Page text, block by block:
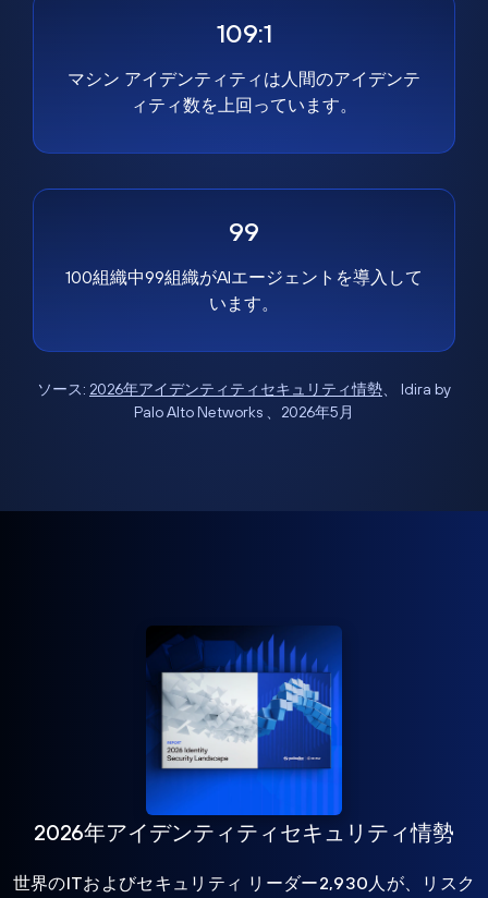
109:1
マシン アイデンティティは人間のアイデンテ
ィティ数を上回っています。
99
100組織中99組織がAIエージェントを導入して
います。
ソース: 2026年アイデンティティセキュリティ情勢、 Idira by
Palo Alto Networks 、2026年5月
2026年アイデンティティセキュリティ情勢
世界のITおよびセキュリティ リーダー2,930人が、リスク